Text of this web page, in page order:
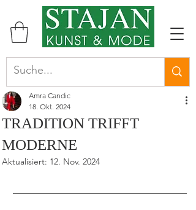
TRADITION TRIFFT
MODERNE
Amra Candic
18. Okt. 2024
Aktualisiert: 12. Nov. 2024